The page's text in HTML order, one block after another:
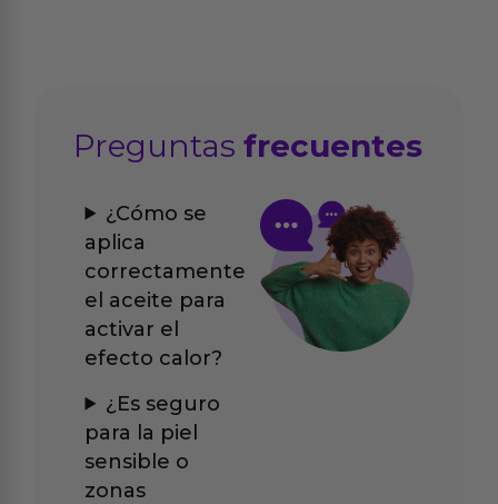
Preguntasfrecuentes
¿Cómo se
aplica
correctamente
el aceite para
activar el
efecto calor?
¿Es seguro
para la piel
sensible o
zonas